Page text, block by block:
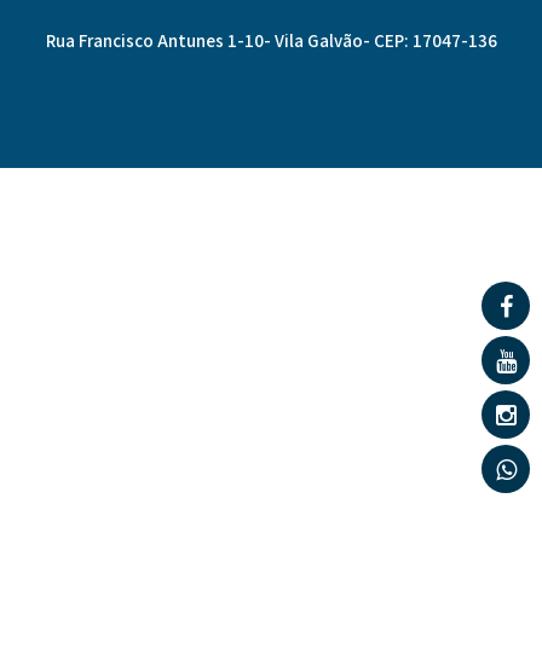
Rua Francisco Antunes 1-10- Vila Galvão- CEP: 17047-136